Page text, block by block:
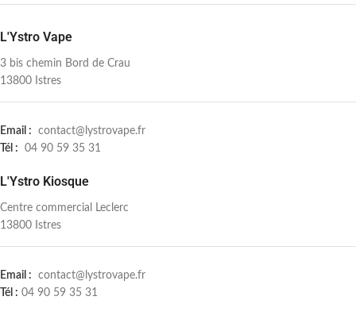
L'Ystro Vape
3 bis chemin Bord de Crau
13800 Istres
Email : contact@lystrovape.fr
Tél : 04 90 59 35 31
L'Ystro Kiosque
Centre commercial Leclerc
13800 Istres
Email : contact@lystrovape.fr
Tél : 04 90 59 35 31